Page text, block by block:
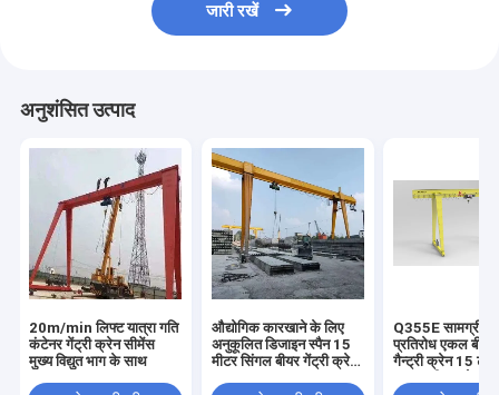
जारी रखें
अनुशंसित उत्पाद
20m/min लिफ्ट यात्रा गति
कंटेनर गेंट्री क्रेन सीमेंस
मुख्य विद्युत भाग के साथ
औद्योगिक कारखाने के लिए
अनुकूलित डिजाइन स्पैन 15
मीटर सिंगल बीयर गेंट्री क्रेन
Q355E सामग्री
प्रतिरोध एकल बीयर
गैन्ट्री क्रेन 15